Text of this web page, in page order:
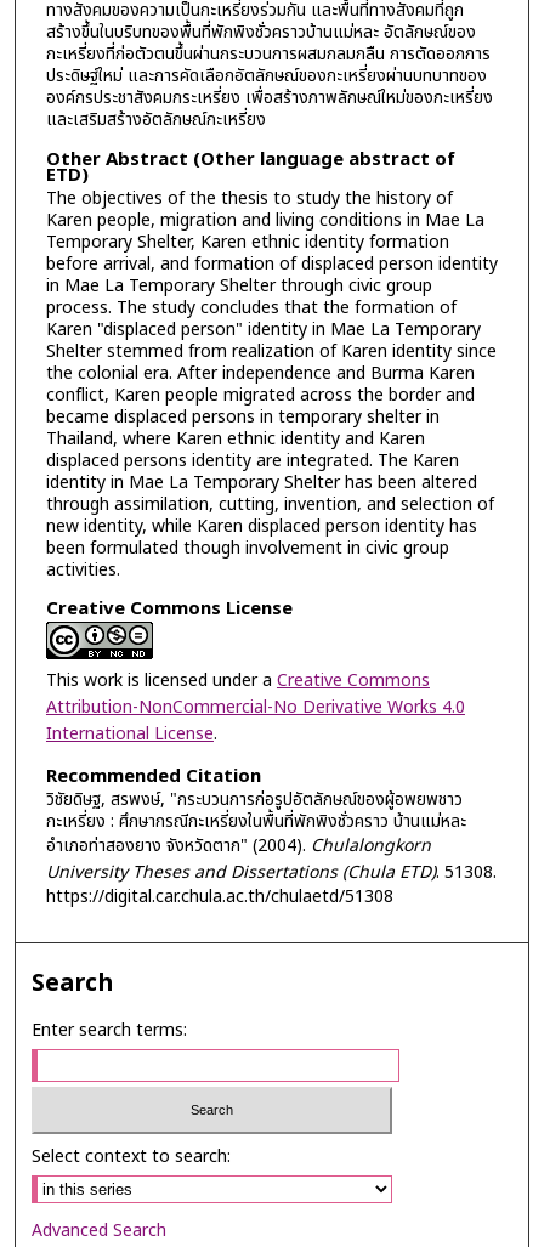
ทางสังคมของความเป็นกะเหรี่ยงร่วมกัน และพื้นที่ทางสังคมที่ถูก
สร้างขึ้นในบริบทของพื้นที่พักพิงชั่วคราวบ้านแม่หละ อัตลักษณ์ของ
กะเหรี่ยงที่ก่อตัวตนขึ้นผ่านกระบวนการผสมกลมกลืน การตัดออกการ
ประดิษฐ์ใหม่ และการคัดเลือกอัตลักษณ์ของกะเหรี่ยงผ่านบทบาทของ
องค์กรประชาสังคมกระเหรี่ยง เพื่อสร้างภาพลักษณ์ใหม่ของกะเหรี่ยง
และเสริมสร้างอัตลักษณ์กะเหรี่ยง
Other Abstract (Other language abstract of
ETD)
The objectives of the thesis to study the history of
Karen people, migration and living conditions in Mae La
Temporary Shelter, Karen ethnic identity formation
before arrival, and formation of displaced person identity
in Mae La Temporary Shelter through civic group
process. The study concludes that the formation of
Karen "displaced person" identity in Mae La Temporary
Shelter stemmed from realization of Karen identity since
the colonial era. After independence and Burma Karen
conflict, Karen people migrated across the border and
became displaced persons in temporary shelter in
Thailand, where Karen ethnic identity and Karen
displaced persons identity are integrated. The Karen
identity in Mae La Temporary Shelter has been altered
through assimilation, cutting, invention, and selection of
new identity, while Karen displaced person identity has
been formulated though involvement in civic group
activities.
Creative Commons License
This work is licensed under a Creative Commons
Attribution-NonCommercial-No Derivative Works 4.0
International License.
Recommended Citation
วิชัยดิษฐ, สรพงษ์, "กระบวนการก่อรูปอัตลักษณ์ของผู้อพยพชาว
กะเหรี่ยง : ศึกษากรณีกะเหรี่ยงในพื้นที่พักพิงชั่วคราว บ้านแม่หละ
อำเภอท่าสองยาง จังหวัดตาก" (2004). Chulalongkorn
University Theses and Dissertations (Chula ETD). 51308.
https://digital.car.chula.ac.th/chulaetd/51308
Search
Enter search terms:
Select context to search:
Advanced Search